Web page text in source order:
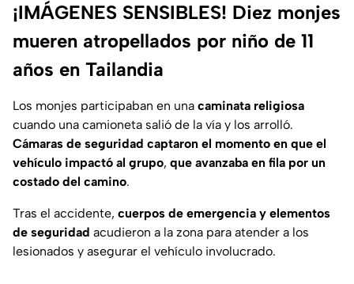
¡IMÁGENES SENSIBLES! Diez monjes
mueren atropellados por niño de 11
años en Tailandia
Los monjes participaban en una caminata religiosa
cuando una camioneta salió de la vía y los arrolló.
Cámaras de seguridad captaron el momento en que el
vehículo impactó al grupo, que avanzaba en fila por un
costado del camino.
Tras el accidente, cuerpos de emergencia y elementos
de seguridad acudieron a la zona para atender a los
lesionados y asegurar el vehículo involucrado.